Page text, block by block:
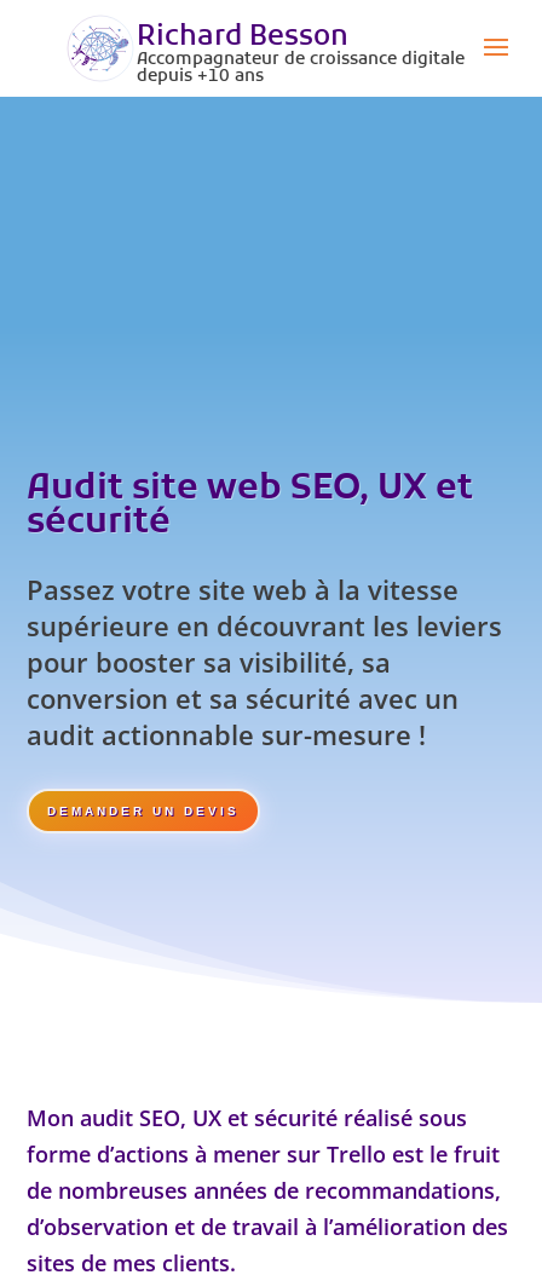
Richard Besson
Accompagnateur de croissance digitale
depuis +10 ans
Audit site web SEO, UX et
sécurité
Passez votre site web à la vitesse
supérieure en découvrant les leviers
pour booster sa visibilité, sa
conversion et sa sécurité avec un
audit actionnable sur-mesure !
DEMANDER UN DEVIS
Mon audit SEO, UX et sécurité réalisé sous
forme d’actions à mener surTrello est le fruit
de nombreuses années de recommandations,
d’observation et de travail à l’amélioration des
sites de mes clients.